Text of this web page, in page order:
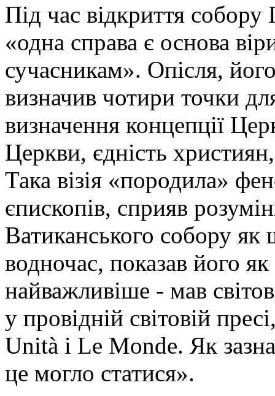
Під час відкриття
«одна справа є основа
сучасникам». Опісля,
визначив чотири точки
визначення концепції
Церкви, єдність
Така візія «породила»
єпископів, сприяв
Ватиканського собору як
водночас, показав його
найважливіше - мав
у провідній світовій
Unità і Le Monde. Як
це могло статися».